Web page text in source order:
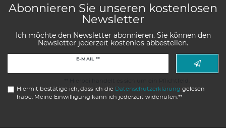
Abonnieren Sie unseren kostenlosen
Newsletter
Ich möchte den Newsletter abonnieren. Sie können den
Newsletter jederzeit kostenlos abbestellen.
E-MAIL **
Hiermit bestätige ich, dass ich die Daten­schutz­erklärung gelesen
habe. Meine Einwilligung kann ich jederzeit widerrufen.**